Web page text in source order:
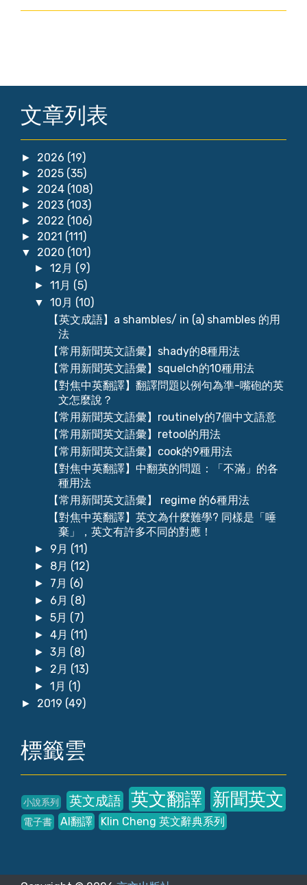
文章列表
► 2026 (19)
► 2025 (35)
► 2024 (108)
► 2023 (103)
► 2022 (106)
► 2021 (111)
▼ 2020 (101)
►12月 (9)
►11月 (5)
▼10月 (10)
【英文成語】a shambles/ in (a) shambles 的用
法
【常用新聞英文語彙】shady的8種用法
【常用新聞英文語彙】squelch的10種用法
【對焦中英翻譯】翻譯問題以例句為準-嘴砲的英
文怎麼說？
【常用新聞英文語彙】routinely的7個中文語意
【常用新聞英文語彙】retool的用法
【常用新聞英文語彙】cook的9種用法
【對焦中英翻譯】中翻英的問題：「不滿」的各
種用法
【常用新聞英文語彙】 regime 的6種用法
【對焦中英翻譯】英文為什麼難學? 同樣是「唾
棄」，英文有許多不同的對應！
► 9月 (11)
► 8月 (12)
► 7月 (6)
► 6月 (8)
►5月 (7)
►4月 (11)
►3月 (8)
► 2月 (13)
►1月 (1)
► 2019 (49)
標籤雲
小說系列 英文成語 英文翻譯 新聞英文
電子書 AI翻譯 Klin Cheng 英文辭典系列